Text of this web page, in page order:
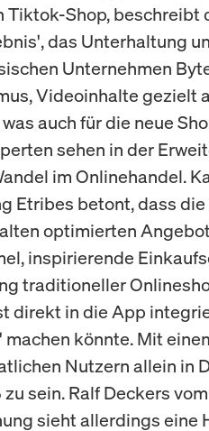
Tiktok-Shop, beschreibt
das Unterhaltung
Unternehmen
Videoinhalte gezielt
auch für die neue
sehen in der
im Onlinehandel.
Etribes betont, dass
optimierten
inspirierende
traditioneller
direkt in die App
könnte. Mit
Nutzern allein in
sein. Ralf Deckers
sieht allerdings eine